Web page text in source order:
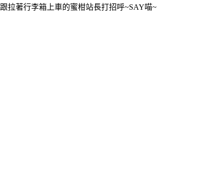
跟拉著行李箱上車的蜜柑站長打招呼~SAY喵~